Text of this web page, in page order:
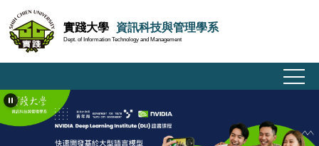
到
主
要
容
區
實踐大學 資訊科技與管理學系
Dept. of Information Technology and Management